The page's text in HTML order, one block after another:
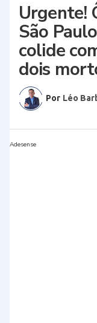
Urgente!
São
colide
dois
Por Léo
Adesense